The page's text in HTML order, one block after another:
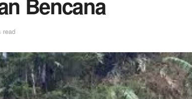
Bencana
read